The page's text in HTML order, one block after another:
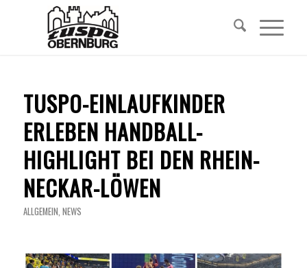
TUSPO-EINLAUFKINDER
ERLEBEN HANDBALL-
HIGHLIGHT BEI DEN RHEIN-
NECKAR-LÖWEN
ALLGEMEIN, NEWS